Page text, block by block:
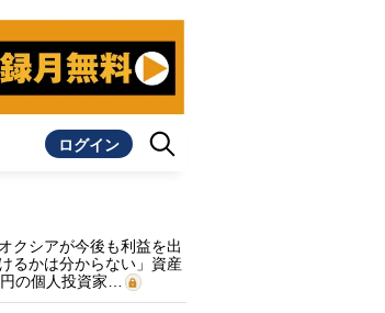
ログイン
オクシアが今後も利益を出
るかは分からない」資産
の個人投資家…